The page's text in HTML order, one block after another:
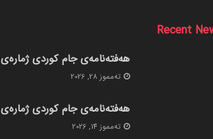
Recent
هەفتەنامەی جام کوردی ژمارەی 432
ته‌مموز 28, 2026
هەفتەنامەی جام کوردی ژمارەی 431
ته‌مموز 14, 2026